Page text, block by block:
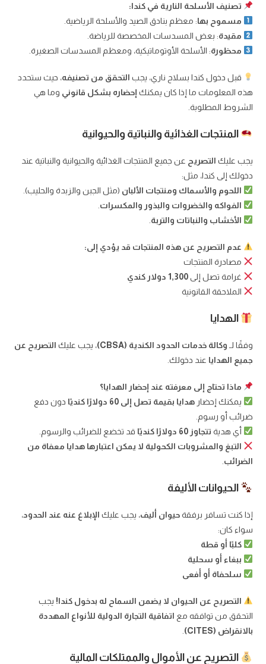
تصنيف الأسلحة النارية في كندا:
مسموح بها: معظم بنادق الصيد والأسلحة الرياضية.
مقيدة: بعض المسدسات المخصصة للرياضة.
محظورة: الأسلحة الأوتوماتيكية، ومعظم المسدسات الصغيرة.
قبل دخول كندا بسلاح ناري، يجب التحقق من تصنيفه، حيث ستحدد
هذه المعلومات ما إذا كان يمكنك إحضاره بشكل قانوني وما هي
الشروط المطلوبة.
المنتجات الغذائية والنباتية والحيوانية
يجب عليك التصريح عن جميع المنتجات الغذائية والحيوانية والنباتية عند
دخولك إلى كندا، مثل:
اللحوم والأسماك ومنتجات الألبان (مثل الجبن والزبدة والحليب).
الفواكه والخضروات والبذور والمكسرات
الأخشاب والنباتات والتربة
عدم التصريح عن هذه المنتجات قد يؤدي إلى:
مصادرة المنتجات
غرامة تصل إلى1,300 دولار كندي
الملاحقة القانونية
الهدايا
وفقًا لـ وكالة خدمات الحدود الكندية (CBSA) ، يجب عليك التصريح عن
جميع الهدايا عند دخولك.
ماذا تحتاج إلى معرفته عند إحضار الهدايا؟
يمكنك إحضارهدايا بقيمة تصل إلى 60 دولارًا كنديًا
دون دفع
ضرائب أو رسوم.
أي هدية تتجاوز 60 دولارًا كنديًا
قد تخضع للضرائب والرسوم.
التبغ والمشروبات الكحولية لا يمكن اعتبارها هدايا معفاة من
الضرائب
الحيوانات الأليفة
إذا كنت تسافر برفقةحيوان أليف، يجب عليك الإبلاغ عنه عند الحدود،
سواء كان:
كلبًا أو قطة
ببغاء أو سحلية
سلحفاة أو أفعى
التصريح عن الحيوان لا يضمن السماح له بدخول كندا! يجب
التحقق من توافقه مع اتفاقية التجارة الدولية للأنواع المهددة
بالانقراض (CITES)
التصريح عن الأموال والممتلكات المالية